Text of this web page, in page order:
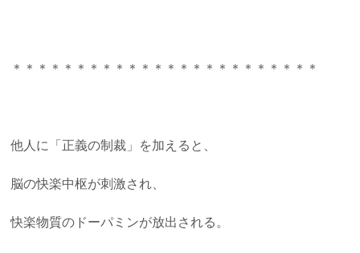
＊＊＊＊＊＊＊＊＊＊＊＊＊＊＊＊＊＊＊＊＊＊＊＊
他人に「正義の制裁」を加えると、
脳の快楽中枢が刺激され、
快楽物質のドーパミンが放出される。